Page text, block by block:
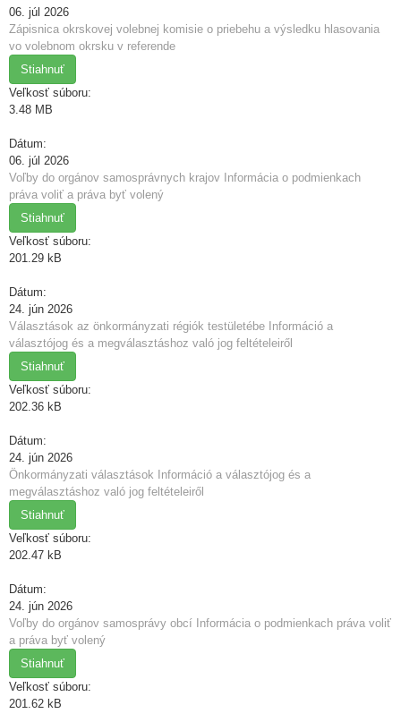
06. júl 2026
Zápisnica okrskovej volebnej komisie o priebehu a výsledku hlasovania
vo volebnom okrsku v referende
Stiahnuť
Veľkosť súboru:
3.48 MB
Dátum:
06. júl 2026
Voľby do orgánov samosprávnych krajov Informácia o podmienkach
práva voliť a práva byť volený
Stiahnuť
Veľkosť súboru:
201.29 kB
Dátum:
24. jún 2026
Választások az önkormányzati régiók testületébe Információ a
választójog és a megválasztáshoz való jog feltételeiről
Stiahnuť
Veľkosť súboru:
202.36 kB
Dátum:
24. jún 2026
Önkormányzati választások Információ a választójog és a
megválasztáshoz való jog feltételeiről
Stiahnuť
Veľkosť súboru:
202.47 kB
Dátum:
24. jún 2026
Voľby do orgánov samosprávy obcí Informácia o podmienkach práva voliť
a práva byť volený
Stiahnuť
Veľkosť súboru:
201.62 kB